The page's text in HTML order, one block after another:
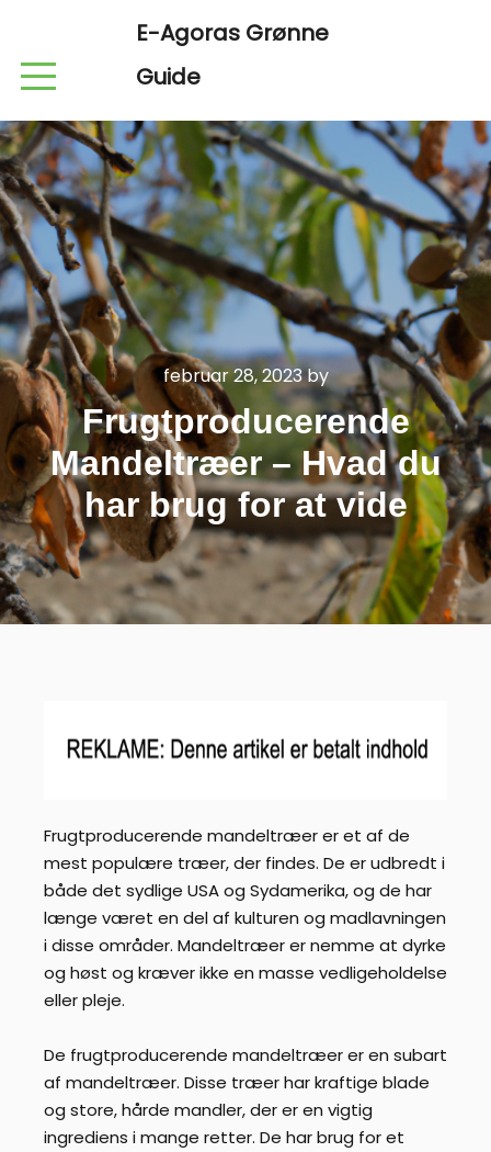
E-Agoras Grønne
Guide
februar 28, 2023by
Frugtproducerende
Mandeltræer – Hvad du
har brug for at vide
Frugtproducerende mandeltræer er et af de
mest populære træer, der findes. De er udbredt i
både det sydlige USA og Sydamerika, og de har
længe været en del af kulturen og madlavningen
i disse områder. Mandeltræer er nemme at dyrke
og høst og kræver ikke en masse vedligeholdelse
eller pleje.
De frugtproducerende mandeltræer er en subart
af mandeltræer. Disse træer har kraftige blade
og store, hårde mandler, der er en vigtig
ingrediens i mange retter. De har brug for et